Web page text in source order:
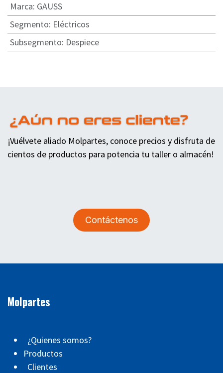
Marca: GAUSS
Segmento: Eléctricos
Subsegmento: Despiece
¡Vuélvete aliado Molpartes, conoce precios y disfruta de
cientos de productos para potencia tu taller o almacén!
Contáctenos
Molpartes
¿Quienes somos?
Productos
Clientes